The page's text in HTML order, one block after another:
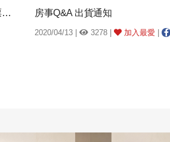
賣厝阿明第二屆「房產經紀人/營業員制服美女」票選活動 房事Q&A 出貨通知
2020/04/13 | 3278 | 加入最愛